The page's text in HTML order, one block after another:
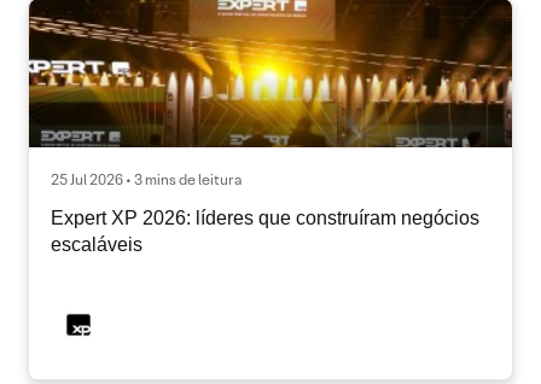
25 Jul 2026 • 3 mins de leitura
Expert XP 2026: líderes que construíram negócios
escaláveis